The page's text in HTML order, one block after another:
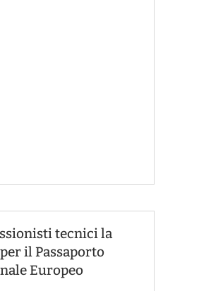
tecnici la
il Passaporto
Europeo